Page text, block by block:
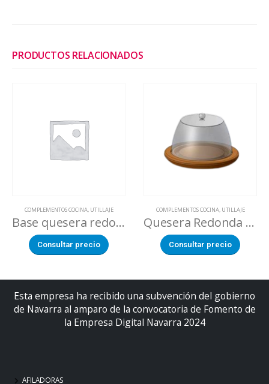
PRODUCTOS RELACIONADOS
COMPLEMENTOS COCINA, UTILLAJE
Base quesera redonda 24 cm
Consultar precio
COMPLEMENTOS COCINA, UTILLAJE
Quesera Redonda 24 cm
Consultar precio
Esta empresa ha recibido una subvención del gobierno
de Navarra al amparo de la convocatoria de Fomento de
la Empresa Digital Navarra 2024
AFILADORAS